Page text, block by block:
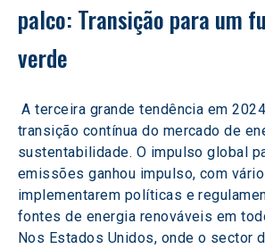
palco: Transição para um
verde
A terceira grande tendência em 2024 gira em torno da
transição contínua do mercado de
sustentabilidade. O impulso global
emissões ganhou impulso, com
implementarem políticas e
fontes de energia renováveis em
Nos Estados Unidos, onde o sector